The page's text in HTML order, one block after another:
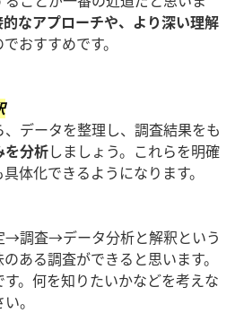
なアプローチや、より深い理解
おすすめです。
データを整理し、調査結果をも
を分析しましょう。これらを明確
体化できるようになります。
→調査→データ分析と解釈という
ある調査ができると思います。
。何を知りたいかなどを考えな
。